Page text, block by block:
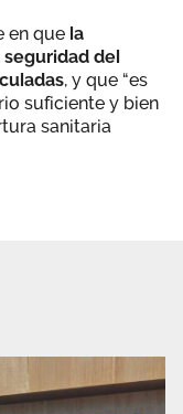
en que la
del
, y que “es
suficiente y bien
sanitaria